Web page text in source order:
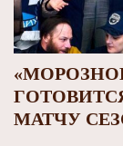
МАТЧУ